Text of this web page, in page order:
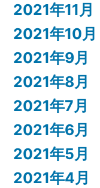
2021年11月
2021年10月
2021年9月
2021年8月
2021年7月
2021年6月
2021年5月
2021年4月